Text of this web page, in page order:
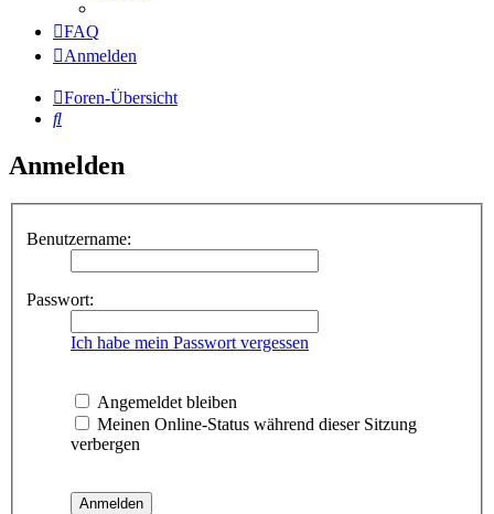
FAQ
Anmelden
Foren-Übersicht
Suche
Anmelden
Benutzername:
Passwort:
Ich habe mein Passwort vergessen
Angemeldet bleiben
Meinen Online-Status während dieser Sitzung
verbergen